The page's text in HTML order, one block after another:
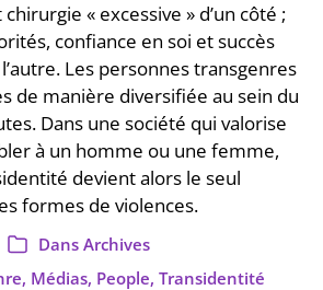
« excessive » d’un côté ;
confiance en soi et succès
Les personnes transgenres
de manière diversifiée au sein du
Dans une société qui valorise
à un homme ou une femme,
devient alors le seul
formes de violences.
Dans Archives
, Médias, People, Transidentité